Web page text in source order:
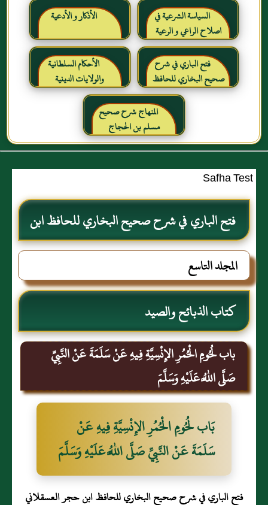
السياسة الشرعية في
اصلاح الراعي و الرعية
الأذكار و الأدعية
فتح الباري في شرح
صحيح البخاري للحافظ
ابن حجر العسقلاني
الأحكام السلطانية
والولايات الدينية
المنهاج شرح صحيح
مسلم بن الحجاج
Safha Test
فتح الباري في شرح صحيح البخاري للحافظ ابن
حجر العسقلاني
المجلد التاسع
كتاب الذبائح والصيد
باب لُحُومِ الْحُمُرِ الإِنْسِيَّةِ فِيهِ عَنْ سَلَمَةَ عَنْ النَّبِيِّ
صَلَّى اللَّهُ عَلَيْهِ وَسَلَّمَ
بَاب لُحُومِ الْحُمُرِ الإِنْسِيَّةِ فِيهِ عَنْ
سَلَمَةَ عَنْ النَّبِيِّ صَلَّى اللَّهُ عَلَيْهِ وَسَلَّمَ
فتح الباري في شرح صحيح البخاري للحافظ ابن حجر العسقلاني